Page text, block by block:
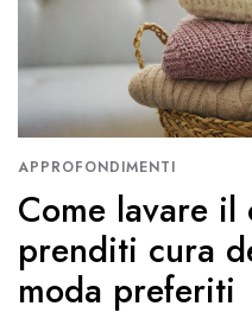
APPROFONDIMENTI
Come lavare il
prenditi cura
moda preferiti